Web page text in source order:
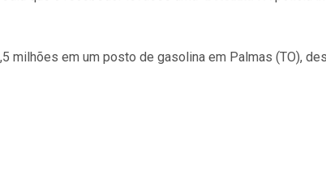
milhões em um posto de gasolina em Palmas (TO),